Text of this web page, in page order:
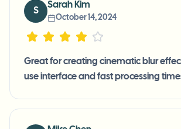
S
Sarah Kim
October 14, 2024
Great for creating cinematic blur
use interface and fast processing